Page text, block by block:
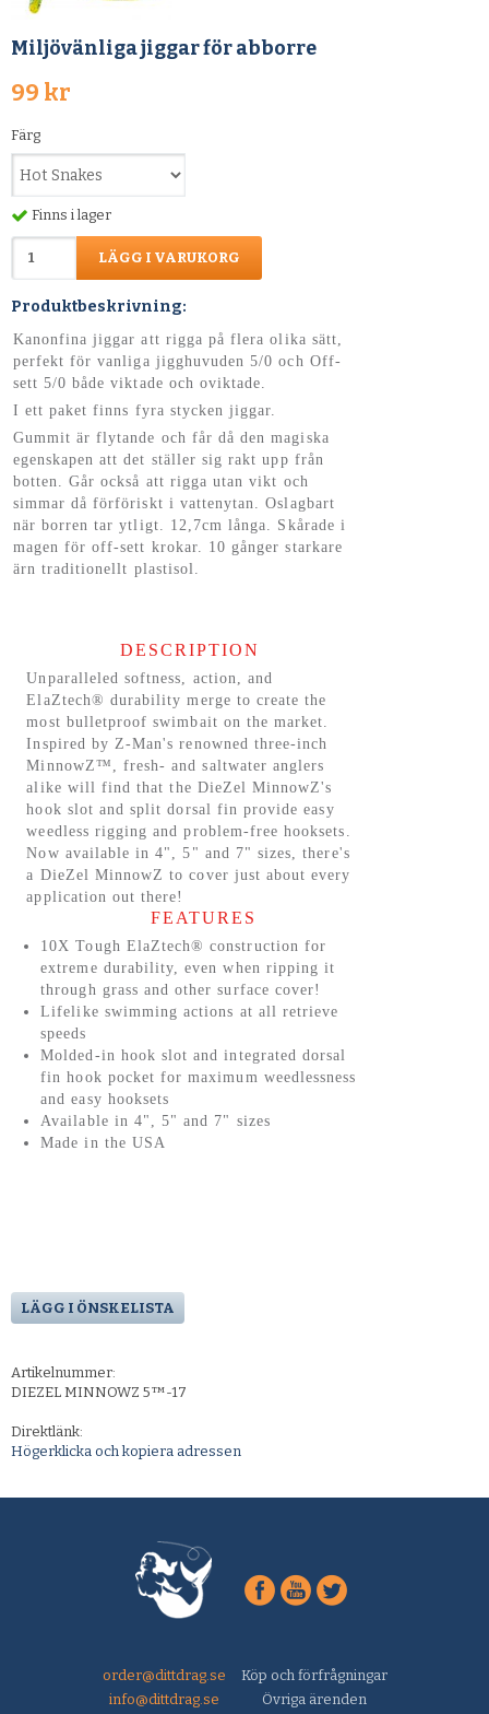
Miljövänliga jiggar för abborre
99 kr
Färg
Finns i lager
LÄGG I VARUKORG
Produktbeskrivning:
Kanonfina jiggar att rigga på flera olika sätt,
perfekt för vanliga jigghuvuden 5/0 och Off-
sett 5/0 både viktade och oviktade.
I ett paket finns fyra stycken jiggar.
Gummit är flytande och får då den magiska
egenskapen att det ställer sig rakt upp från
botten. Går också att rigga utan vikt och
simmar då förföriskt i vattenytan. Oslagbart
när borren tar ytligt. 12,7cm långa. Skårade i
magen för off-sett krokar. 10 gånger starkare
ärn traditionellt plastisol.
DESCRIPTION
Unparalleled softness, action, and
ElaZtech® durability merge to create the
most bulletproof swimbait on the market.
Inspired by Z-Man's renowned three-inch
MinnowZ™, fresh- and saltwater anglers
alike will find that the DieZel MinnowZ's
hook slot and split dorsal fin provide easy
weedless rigging and problem-free hooksets.
Now available in 4", 5" and 7" sizes, there's
a DieZel MinnowZ to cover just about every
application out there!
FEATURES
10X Tough ElaZtech® construction for
extreme durability, even when ripping it
through grass and other surface cover!
Lifelike swimming actions at all retrieve
speeds
Molded-in hook slot and integrated dorsal
fin hook pocket for maximum weedlessness
and easy hooksets
Available in 4", 5" and 7" sizes
Made in the USA
LÄGG I ÖNSKELISTA
Artikelnummer:
DIEZEL MINNOWZ 5™-17
Direktlänk:
Högerklicka och kopiera adressen
order@dittdrag.se
Köp och förfrågningar
info@dittdrag.se
Övriga ärenden